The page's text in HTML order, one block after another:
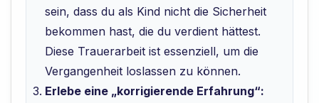
sein, dass du als Kind nicht die Sicherheit
bekommen hast, die du verdient hättest.
Diese Trauerarbeit ist essenziell, um die
Vergangenheit loslassen zu können.
Erlebe eine „korrigierende Erfahrung“: